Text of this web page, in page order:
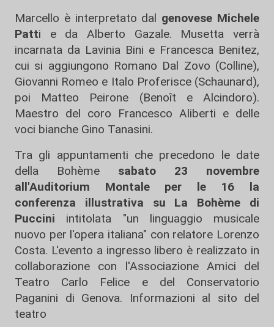
Marcello è interpretato dal genovese Michele
Patti e da Alberto Gazale. Musetta verrà
incarnata da Lavinia Bini e Francesca Benitez,
cui si aggiungono Romano Dal Zovo (Colline),
Giovanni Romeo e Italo Proferisce (Schaunard),
poi Matteo Peirone (Benoît e Alcindoro).
Maestro del coro Francesco Aliberti e delle
voci bianche Gino Tanasini.
Tra gli appuntamenti che precedono le date
della Bohème sabato 23 novembre
all'Auditorium Montale per le 16 la
conferenza illustrativa su La Bohème di
Puccini intitolata "un linguaggio musicale
nuovo per l'opera italiana" con relatore Lorenzo
Costa. L'evento a ingresso libero è realizzato in
collaborazione con l'Associazione Amici del
Teatro Carlo Felice e del Conservatorio
Paganini di Genova. Informazioni al sito del
teatro